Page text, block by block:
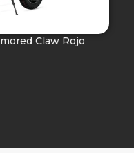
Claw Rojo